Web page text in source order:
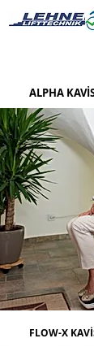
ALPHA
FLOW-X